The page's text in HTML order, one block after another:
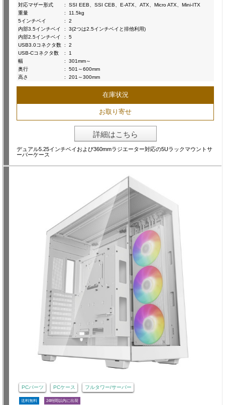
対応マザー形式
:
SSI EEB、SSI CEB、E-ATX、ATX、Micro ATX、Mini-ITX
重量
:
11.5kg
5インチベイ
:
2
内部3.5インチベイ
:
3(2つは2.5インチベイと排他利用)
内部2.5インチベイ
:
5
USB3.0コネクタ数 :
2
USB-Cコネクタ数
:
1
幅
:
301mm～
奥行
:
501～600mm
高さ
: 201～300mm
在庫状況
お取り寄せ
詳細はこちら
デュアル5.25インチベイおよび360mmラジエーター対応の5Uラックマウントサ
ーバーケース
PCパーツ PCケース フルタワー/サーバー
送料無料 24時間以内に出荷